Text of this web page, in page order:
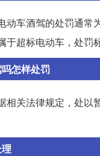
动车酒驾的处罚通
超标电动车，处罚
怎样处罚
相关法律规定，处